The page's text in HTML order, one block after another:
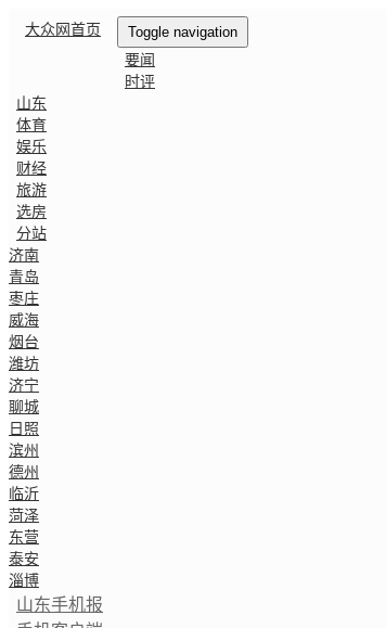
Toggle navigation
大众网首页
要闻
时评
山东
体育
娱乐
财经
旅游
选房
分站
济南
青岛
枣庄
威海
烟台
潍坊
济宁
聊城
日照
滨州
德州
临沂
菏泽
东营
泰安
淄博
山东手机报